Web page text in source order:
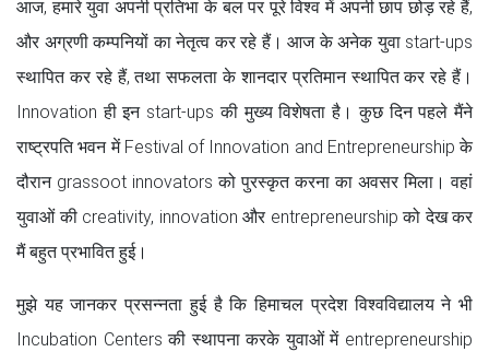
आज, हमारे युवा अपनी प्रतिभा के बल पर पूरे विश्व में अपनी छाप छोड़ रहे हैं,
और अग्रणी कम्पनियों का नेतृत्व कर रहे हैं। आज के अनेक युवा start-ups
स्थापित कर रहे हैं, तथा सफलता के शानदार प्रतिमान स्थापित कर रहे हैं।
Innovation ही इन start-ups की मुख्य विशेषता है। कुछ दिन पहले मैंने
राष्ट्रपति भवन में Festival of Innovation and Entrepreneurship के
दौरान grassoot innovators को पुरस्कृत करना का अवसर मिला। वहां
युवाओं की creativity, innovation और entrepreneurship को देख कर
मैं बहुत प्रभावित हुई।
मुझे यह जानकर प्रसन्नता हुई है कि हिमाचल प्रदेश विश्वविद्यालय ने भी
Incubation Centers की स्थापना करके युवाओं में entrepreneurship